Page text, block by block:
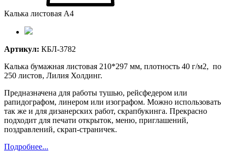
Калька листовая А4
Артикул: КБЛ-3782
Калька бумажная листовая 210*297 мм, плотность 40 г/м2, по
250 листов, Лилия Холдинг.
Предназначена для работы тушью, рейсфедером или
рапидографом, линером или изографом. Можно использовать
так же и для дизанерских работ, скрапбукинга. Прекрасно
подходит для печати открыток, меню, приглашений,
поздравлений, скрап-страничек.
Подробнее...